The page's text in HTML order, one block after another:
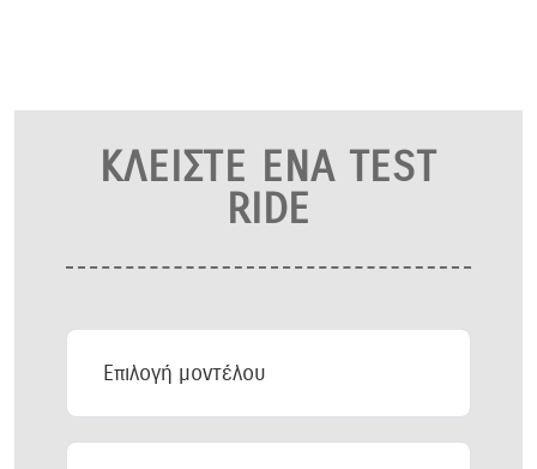
ΚΛΕΙΣΤΕ ΕΝΑ TEST
RIDE
Επιλογή
μοντέλου
Επιλέξτε